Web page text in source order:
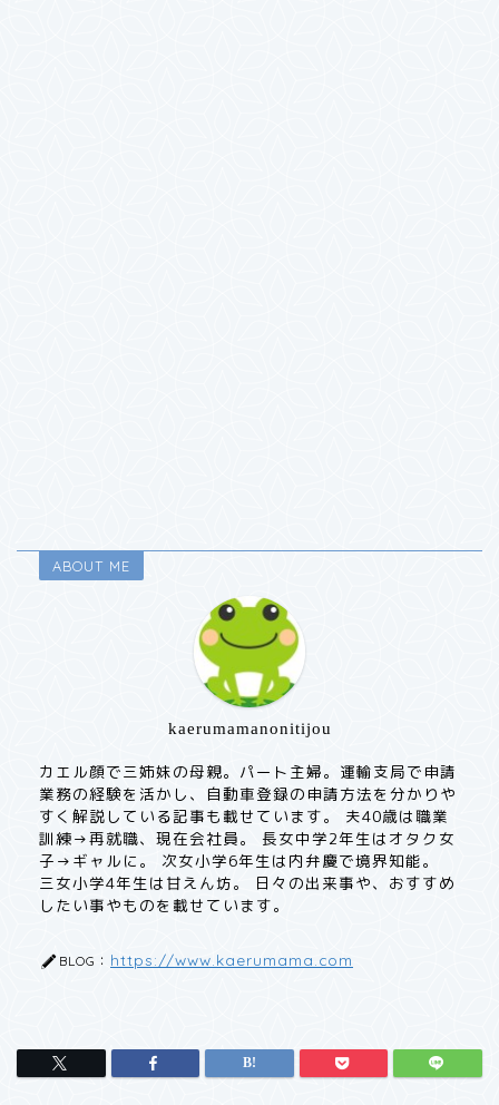
ABOUT ME
kaerumamanonitijou
カエル顔で三姉妹の母親。パート主婦。運輸支局で申請
業務の経験を活かし、自動車登録の申請方法を分かりや
すく解説している記事も載せています。 夫40歳は職業
訓練→再就職、現在会社員。 長女中学2年生はオタク女
子→ギャルに。 次女小学6年生は内弁慶で境界知能。
三女小学4年生は甘えん坊。 日々の出来事や、おすすめ
したい事やものを載せています。
BLOG： https://www.kaerumama.com